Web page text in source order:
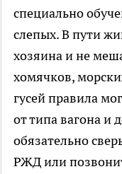
специально
слепых. В пути
хозяина и не
хомячков,
гусей правила
от типа вагона и
обязательно
РЖД или